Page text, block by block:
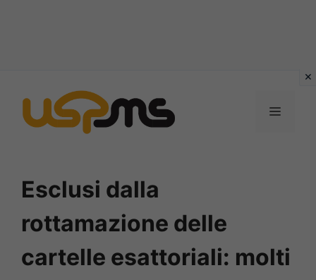
contenuto
MENU
Esclusi dalla
rottamazione delle
cartelle esattoriali: molti